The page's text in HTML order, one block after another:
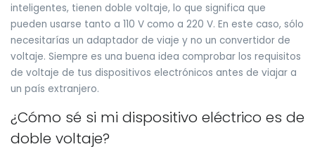
inteligentes, tienen doble voltaje, lo que significa que
pueden usarse tanto a 110 V como a 220 V. En este caso, sólo
necesitarías un adaptador de viaje y no un convertidor de
voltaje. Siempre es una buena idea comprobar los requisitos
de voltaje de tus dispositivos electrónicos antes de viajar a
un país extranjero.
¿Cómo sé si mi dispositivo eléctrico es de
doble voltaje?